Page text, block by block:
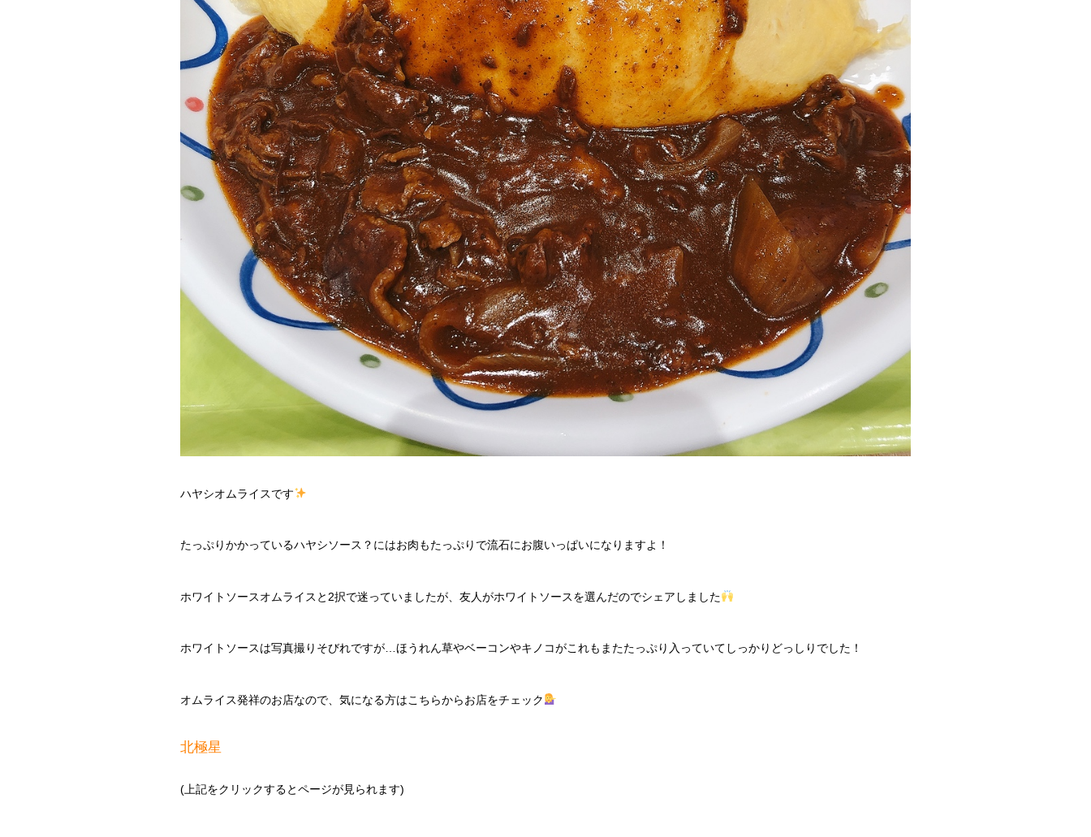
ハヤシオムライスです
たっぷりかかっているハヤシソース？にはお肉もたっぷりで流石にお腹いっぱいになりますよ！
ホワイトソースオムライスと2択で迷っていましたが、友人がホワイトソースを選んだのでシェアしました
ホワイトソースは写真撮りそびれですが…ほうれん草やベーコンやキノコがこれもまたたっぷり入っていてしっかりどっしりでした！
オムライス発祥のお店なので、気になる方はこちらからお店をチェック
北極星
(上記をクリックするとページが見られます)